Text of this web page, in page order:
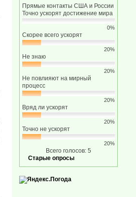
Прямые контакты США и России
Точно ускорят достижение мира
0%
Скорее всего ускорят
20%
Не знаю
20%
Не повлияют на мирный
процесс
20%
Вряд ли ускорят
20%
Точно не ускорят
20%
Всего голосов: 5
Старые опросы